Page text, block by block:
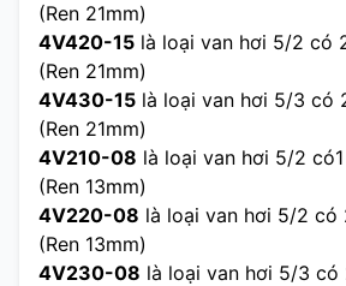
(Ren 21mm)
4V420-15 là loại van hơi 5/2 có
(Ren 21mm)
4V430-15 là loại van hơi 5/3 có
(Ren 21mm)
4V210-08 là loại van hơi 5/2
(Ren 13mm)
4V220-08 là loại van hơi 5/2 có
(Ren 13mm)
4V230-08 là loại van hơi 5/3